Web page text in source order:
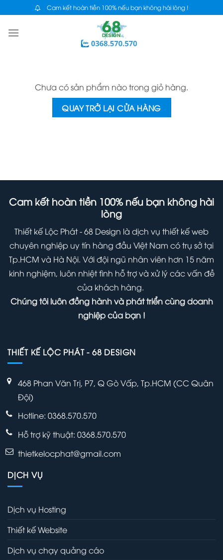
content
Cam kết hoàn tiền 100% nếu bạn không hài lòng !
Chưa có sản phẩm nào trong giỏ hàng.
QUAY TRỞ LẠI CỬA HÀNG
Cam kết hoàn tiền 100% nếu bạn không hài
lòng
Thiết kế Lộc Phát - 68 Design là dịch vụ thiết kế web
chuyên nghiệp uy tín hàng đầu Việt Nam có trụ sở tại
Tp.HCM và Hà Nội. Với đội ngũ nhân viên hơn 15 năm
kinh nghiệm, luôn nhiệt tình hỗ trợ và xử lý các vấn đề
của khách hàng.
Chúng tôi luôn đồng hành và phát triển cùng doanh
nghiệp của bạn !
THIẾT KẾ LỘC PHÁT - 68 DESIGN
468 Phan Văn Trị, P7, Q Gò Vấp, Tp.HCM (CC Quân
Đội)
Hotline: 0368.570.570
Hỗ trợ kỹ thuật: 0368.570.570
thietkelocphat@gmail.com
DỊCH VỤ
Dịch vụ Hosting
Thiết kế Website
Dịch vụ chạy quảng cáo